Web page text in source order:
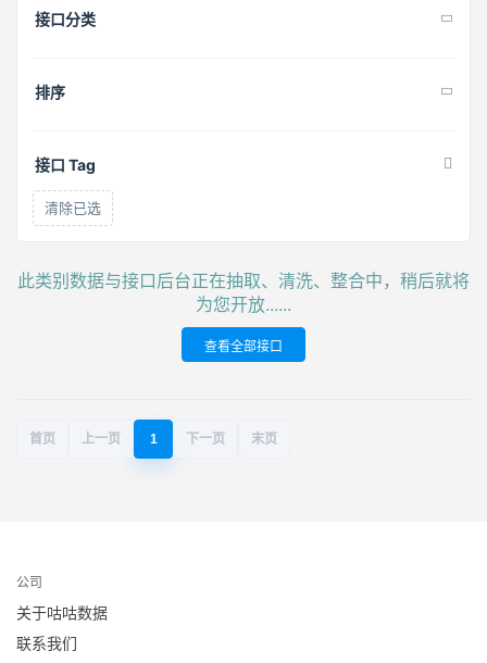
接口分类
排序
接口 Tag
清除已选
此类别数据与接口后台正在抽取、清洗、整合中，稍后就将
为您开放......
查看全部接口
首页 上一页 1 下一页 末页
公司
关于咕咕数据
联系我们